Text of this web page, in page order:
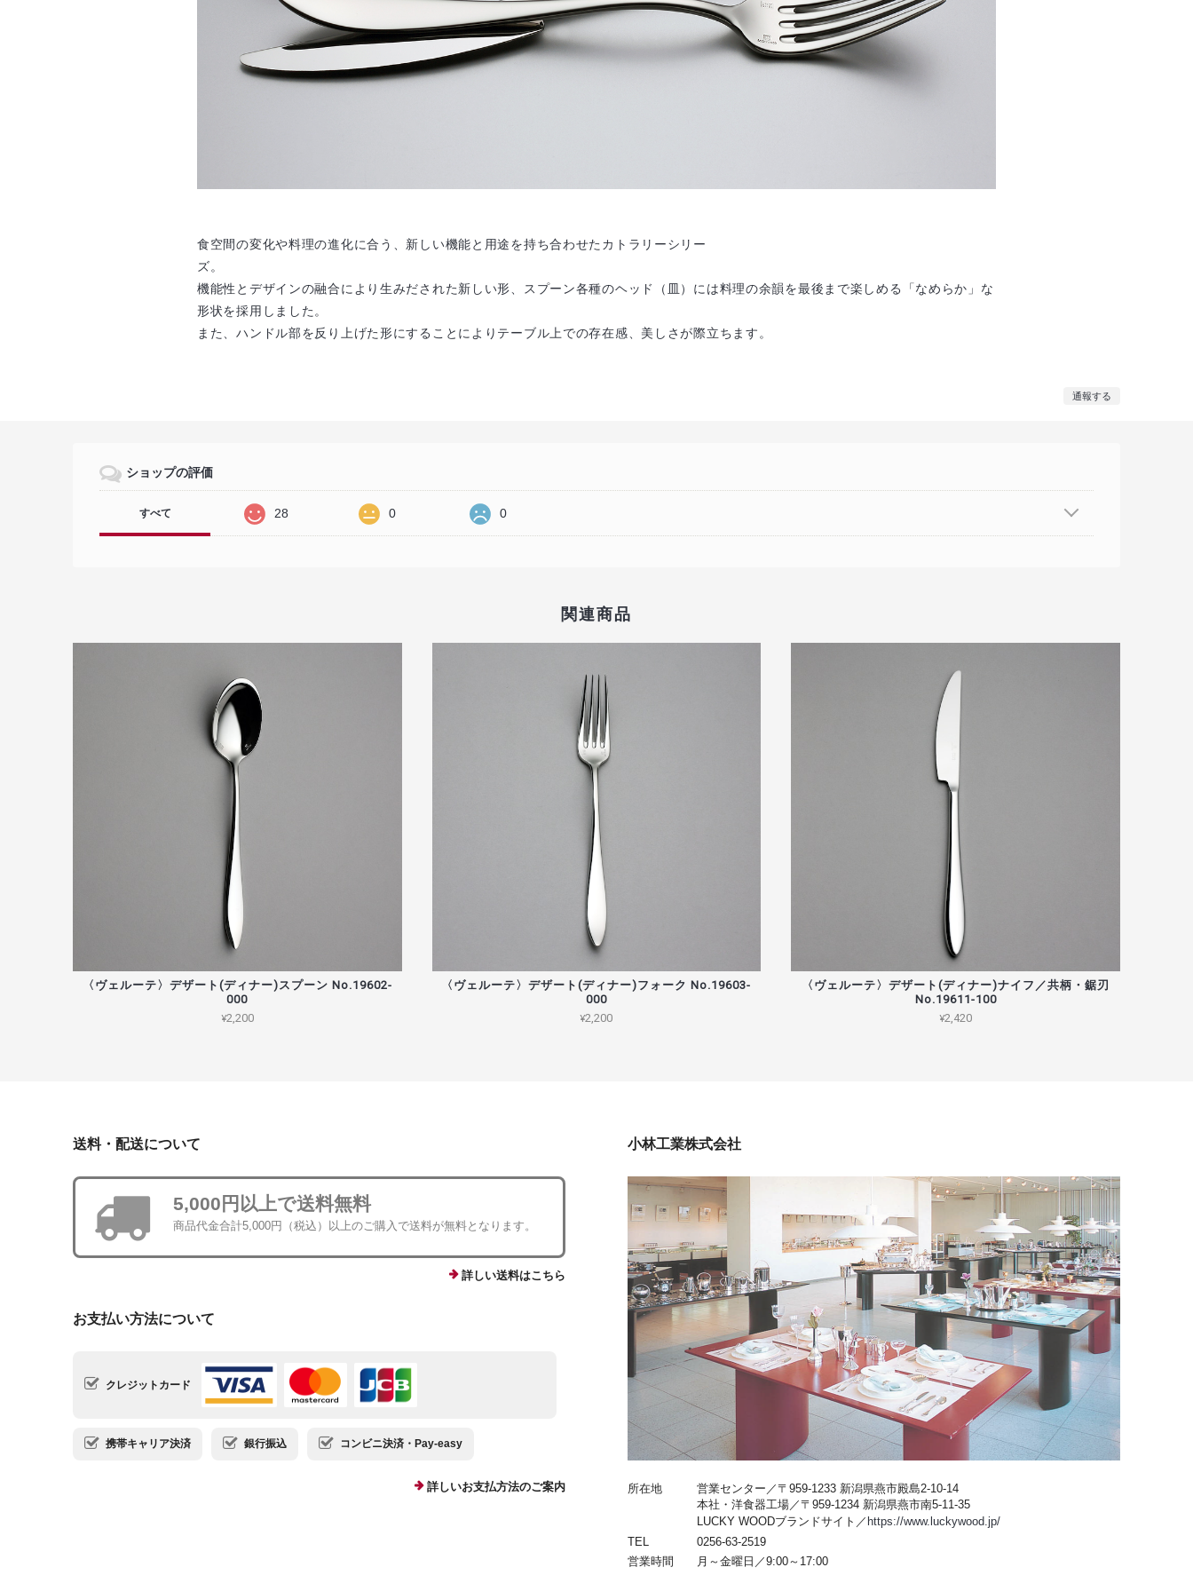
食空間の変化や料理の進化に合う、新しい機能と用途を持ち合わせたカトラリーシリー
ズ。
機能性とデザインの融合により生みだされた新しい形、スプーン各種のヘッド（皿）には料理の余韻を最後まで楽しめる「なめらか」な
形状を採用しました。
また、ハンドル部を反り上げた形にすることによりテーブル上での存在感、美しさが際立ちます。
通報する
ショップの評価
すべて 28 0 0
関連商品
〈ヴェルーテ〉デザート(ディナー)スプーン No.19602-
000
¥2,200
〈ヴェルーテ〉デザート(ディナー)フォーク No.19603-
000
¥2,200
〈ヴェルーテ〉デザート(ディナー)ナイフ／共柄・鋸刃
No.19611-100
¥2,420
送料・配送について
5,000円以上で送料無料
商品代金合計5,000円（税込）以上のご購入で送料が無料となります。
詳しい送料はこちら
お支払い方法について
クレジットカード
携帯キャリア決済 銀行振込 コンビニ決済・Pay-easy
詳しいお支払方法のご案内
小林工業株式会社
所在地
営業センター／〒959-1233 新潟県燕市殿島2-10-14
本社・洋食器工場／〒959-1234 新潟県燕市南5-11-35
LUCKY WOODブランドサイト／ https://www.luckywood.jp/
TEL
0256-63-2519
営業時間
月～金曜日／9:00～17:00